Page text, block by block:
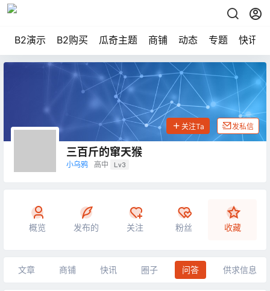
B2演示 B2购买 瓜奇主题 商铺 动态 专题 快讯
三百斤的窜天猴
小乌鸦 高中 Lv3
关注Ta 发私信
概览 发布的 关注 粉丝 收藏
文章 商铺 快讯 圈子 问答 供求信息